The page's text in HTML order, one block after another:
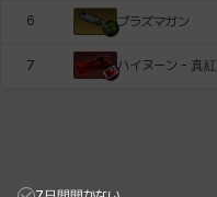
6 プラズマガン
7 ハイヌーン - 真紅